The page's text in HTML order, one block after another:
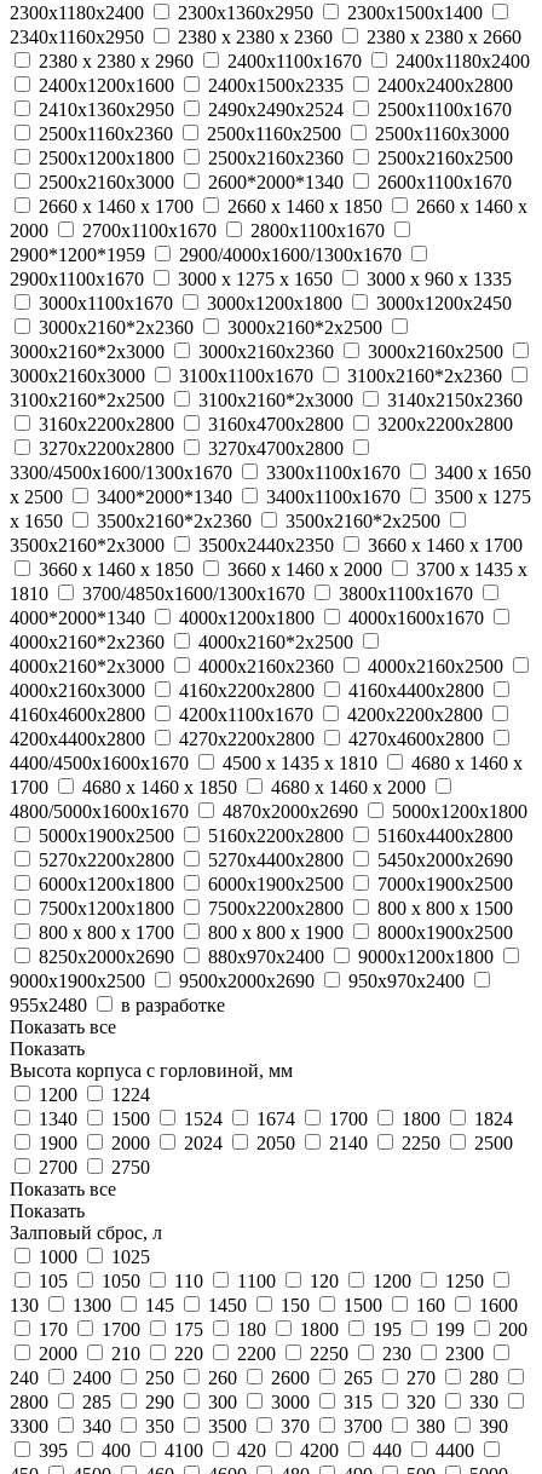
2300х1180х2400
2300х1360х2950
2300х1500х1400
2340х1160х2950
2380 x 2380 x 2360
2380 x 2380 x 2660
2380 x 2380 x 2960
2400х1100х1670
2400х1180х2400
2400х1200х1600
2400х1500х2335
2400х2400х2800
2410х1360х2950
2490х2490х2524
2500х1100х1670
2500х1160х2360
2500х1160х2500
2500х1160х3000
2500х1200х1800
2500х2160х2360
2500х2160х2500
2500х2160х3000
2600*2000*1340
2600х1100х1670
2660 x 1460 x 1700
2660 x 1460 x 1850
2660 x 1460 x
2000
2700х1100х1670
2800х1100х1670
2900*1200*1959
2900/4000х1600/1300х1670
2900х1100х1670
3000 x 1275 x 1650
3000 x 960 x 1335
3000х1100х1670
3000х1200х1800
3000х1200х2450
3000х2160*2х2360
3000х2160*2х2500
3000х2160*2х3000
3000х2160х2360
3000х2160х2500
3000х2160х3000
3100х1100х1670
3100х2160*2х2360
3100х2160*2х2500
3100х2160*2х3000
3140х2150х2360
3160х2200х2800
3160х4700х2800
3200х2200х2800
3270х2200х2800
3270х4700х2800
3300/4500х1600/1300х1670
3300х1100х1670
3400 x 1650
x 2500
3400*2000*1340 3400х1100х1670
3500 x 1275
x 1650
3500х2160*2х2360
3500х2160*2х2500
3500х2160*2х3000
3500х2440х2350
3660 x 1460 x 1700
3660 x 1460 x 1850
3660 x 1460 x 2000
3700 x 1435 x
1810
3700/4850х1600/1300х1670
3800х1100х1670
4000*2000*1340
4000х1200х1800
4000х1600х1670
4000х2160*2х2360
4000х2160*2х2500
4000х2160*2х3000
4000х2160х2360
4000х2160х2500
4000х2160х3000
4160х2200х2800
4160х4400х2800
4160х4600х2800
4200х1100х1670
4200х2200х2800
4200х4400х2800
4270х2200х2800
4270х4600х2800
4400/4500х1600х1670
4500 x 1435 x 1810
4680 x 1460 x
1700
4680 x 1460 x 1850
4680 x 1460 x 2000
4800/5000х1600х1670
4870х2000х2690
5000х1200х1800
5000х1900х2500
5160х2200х2800
5160х4400х2800
5270х2200х2800
5270х4400х2800
5450х2000х2690
6000х1200х1800
6000х1900х2500
7000х1900х2500
7500х1200х1800
7500х2200х2800
800 х 800 х 1500
800 х 800 х 1700
800 х 800 х 1900
8000х1900х2500
8250х2000х2690
880х970х2400
9000х1200х1800
9000х1900х2500
9500х2000х2690
950х970х2400
955х2480
в разработке
Показать все
Показать
Высота корпуса с горловиной, мм
1200
1224
1340
1500 1524 1674 1700 1800
1824
1900
2000 2024 2050 2140 2250
2500
2700
2750
Показать все
Показать
Залповый сброс, л
1000
1025
105
1050 110 1100 120 1200
1250
130
1300 145 1450 150 1500 160
1600
170
1700 175 180 1800 195 199
200
2000
210 220 2200 2250 230
2300
240
2400 250 260 2600 265 270
280
2800
285 290 300 3000 315 320
330
3300
340 350 3500 370 3700 380
390
395
400 4100 420 4200 440
4400